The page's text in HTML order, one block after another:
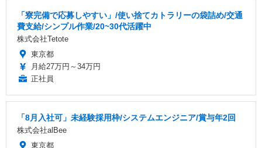
「寮完備で応募しやすい」/使い捨てカトラリーの袋詰め/交通
費支給/シンプル作業/20~30代活躍中
株式会社Tetote
東京都
月給27万円～34万円
正社員
「8月入社可」未経験採用枠/システムエンジニア/賞与年2回
株式会社alBee
東京都